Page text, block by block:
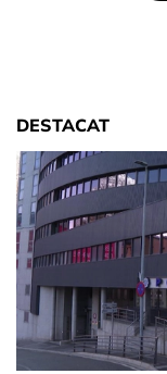
DESTACAT